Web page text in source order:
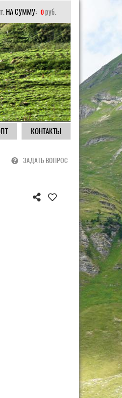
НА СУММУ: 0 руб.
КОНТАКТЫ
ЗАДАТЬ ВОПРОС